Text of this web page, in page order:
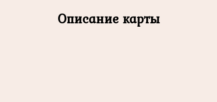
Описание карты